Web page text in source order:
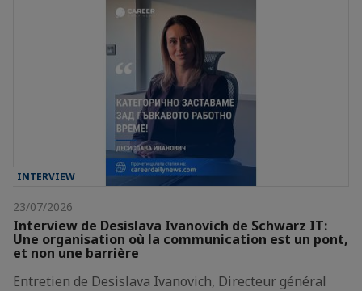
INTERVIEW
23/07/2026
Interview de Desislava Ivanovich de Schwarz IT:
Une organisation où la communication est un pont,
et non une barrière
Entretien de Desislava Ivanovich, Directeur général